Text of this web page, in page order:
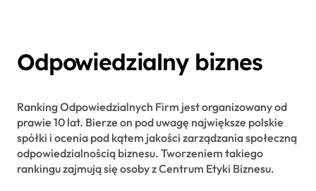
Odpowiedzialny biznes
Ranking Odpowiedzialnych Firm jest organizowany od
prawie 10 lat. Bierze on pod uwagę największe polskie
spółki i ocenia pod kątem jakości zarządzania społeczną
odpowiedzialnością biznesu. Tworzeniem takiego
rankingu zajmują się osoby z Centrum Etyki Biznesu.